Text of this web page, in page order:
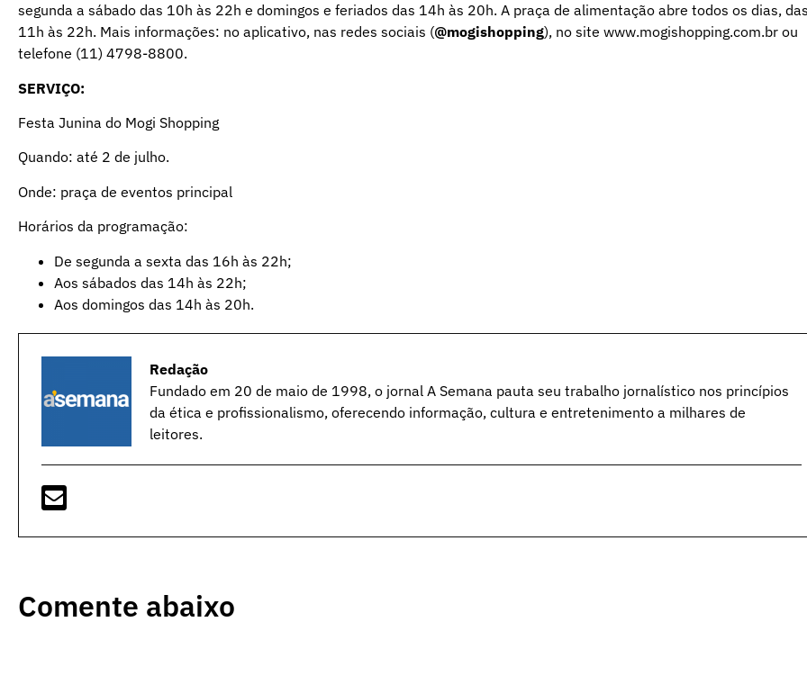
segunda a sábado das 10h às 22h e domingos e feriados das 14h às 20h. A praça de alimentação abre todos os dias,
11h às 22h. Mais informações: no aplicativo, nas redes sociais (@mogishopping), no site www.mogishopping.com.br ou
telefone (11) 4798-8800.
SERVIÇO:
Festa Junina do Mogi Shopping
Quando: até 2 de julho.
Onde: praça de eventos principal
Horários da programação:
De segunda a sexta das 16h às 22h;
Aos sábados das 14h às 22h;
Aos domingos das 14h às 20h.
Redação
Fundado em 20 de maio de 1998, o jornal A Semana pauta seu trabalho jornalístico nos princípios
da ética e profissionalismo, oferecendo informação, cultura e entretenimento a milhares de
leitores.
Comente abaixo